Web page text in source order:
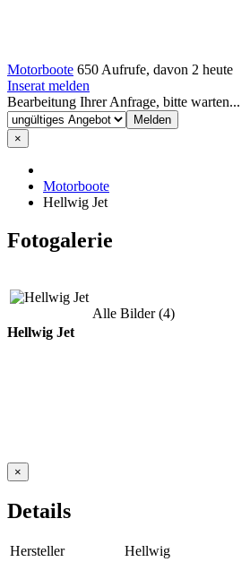
Motorboote 650 Aufrufe, davon 2 heute
Inserat melden
Bearbeitung Ihrer Anfrage, bitte warten...
×
Motorboote
Hellwig Jet
Fotogalerie
Alle Bilder (4)
Hellwig Jet
×
Details
Hersteller
Hellwig